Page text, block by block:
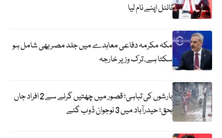
ٹائٹل اپنے نام لیا
مکہ مکرمہ دفاعی معاہدے میں جلد مصر بھی شامل ہو
سکتا ہے، ترک وزیر خارجہ
بارشوں کی تباہی؛ قصور میں چھتیں گرنے سے 2 افراد جاں
بحق؛ حیدرآباد میں 3 نوجوان ڈوب گئے